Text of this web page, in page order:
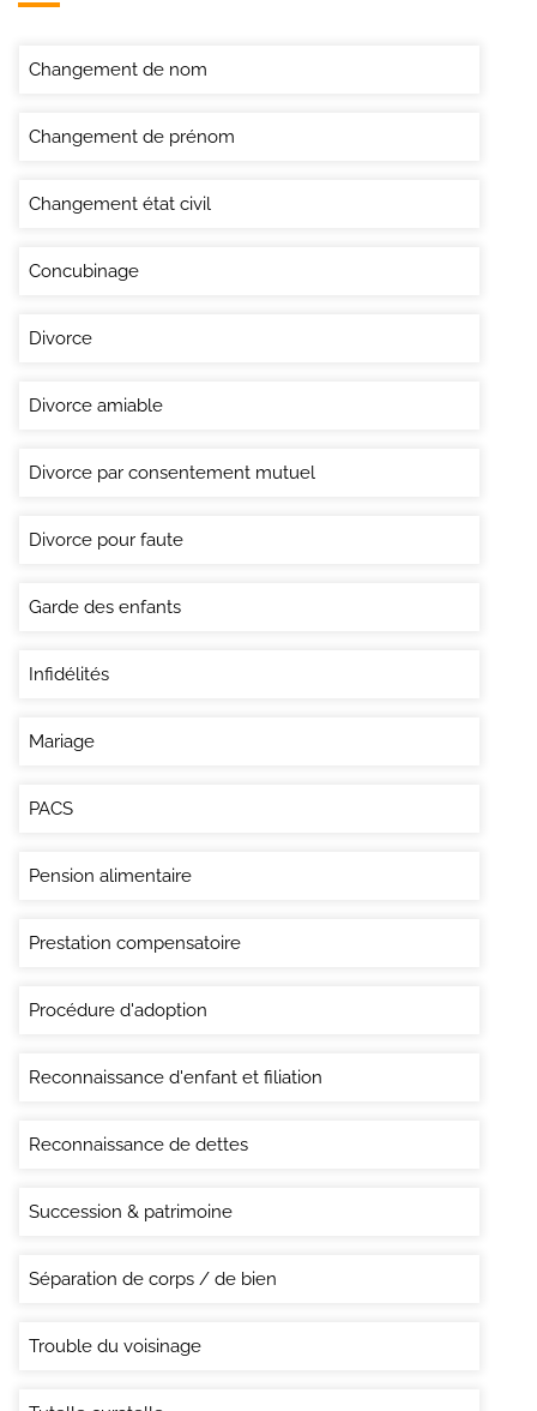
Changement de nom
Changement de prénom
Changement état civil
Concubinage
Divorce
Divorce amiable
Divorce par consentement mutuel
Divorce pour faute
Garde des enfants
Infidélités
Mariage
PACS
Pension alimentaire
Prestation compensatoire
Procédure d'adoption
Reconnaissance d'enfant et filiation
Reconnaissance de dettes
Succession & patrimoine
Séparation de corps / de bien
Trouble du voisinage